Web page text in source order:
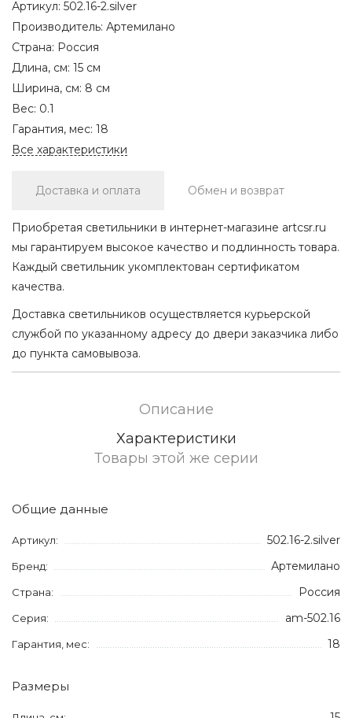
Артикул: 502.16-2.silver
Производитель: Артемилано
Страна: Россия
Длина, см: 15 см
Ширина, см: 8 см
Вес: 0.1
Гарантия, мес: 18
Все характеристики
Доставка и оплата Обмен и возврат
Приобретая светильники в интернет-магазине artcsr.ru
мы гарантируем высокое качество и подлинность товара.
Каждый светильник укомплектован сертификатом
качества.
Доставка светильников осуществляется курьерской
службой по указанному адресу до двери заказчика либо
до пункта самовывоза.
Описание
Характеристики
Товары этой же серии
Общие данные
Артикул: 502.16-2.silver
Бренд: Артемилано
Страна: Россия
Серия: am-502.16
Гарантия, мес: 18
Размеры